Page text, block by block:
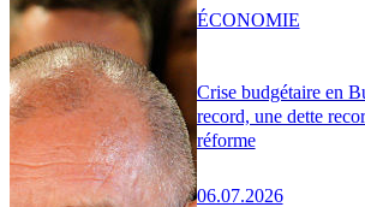
Crise budgétaire en
record, une dette
réforme
06.07.2026
ÉCONOMIE